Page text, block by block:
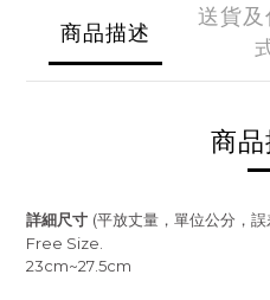
商品描述
送貨
商
詳細尺寸 (平放丈量，單位公分，誤
Free Size.
23cm~27.5cm